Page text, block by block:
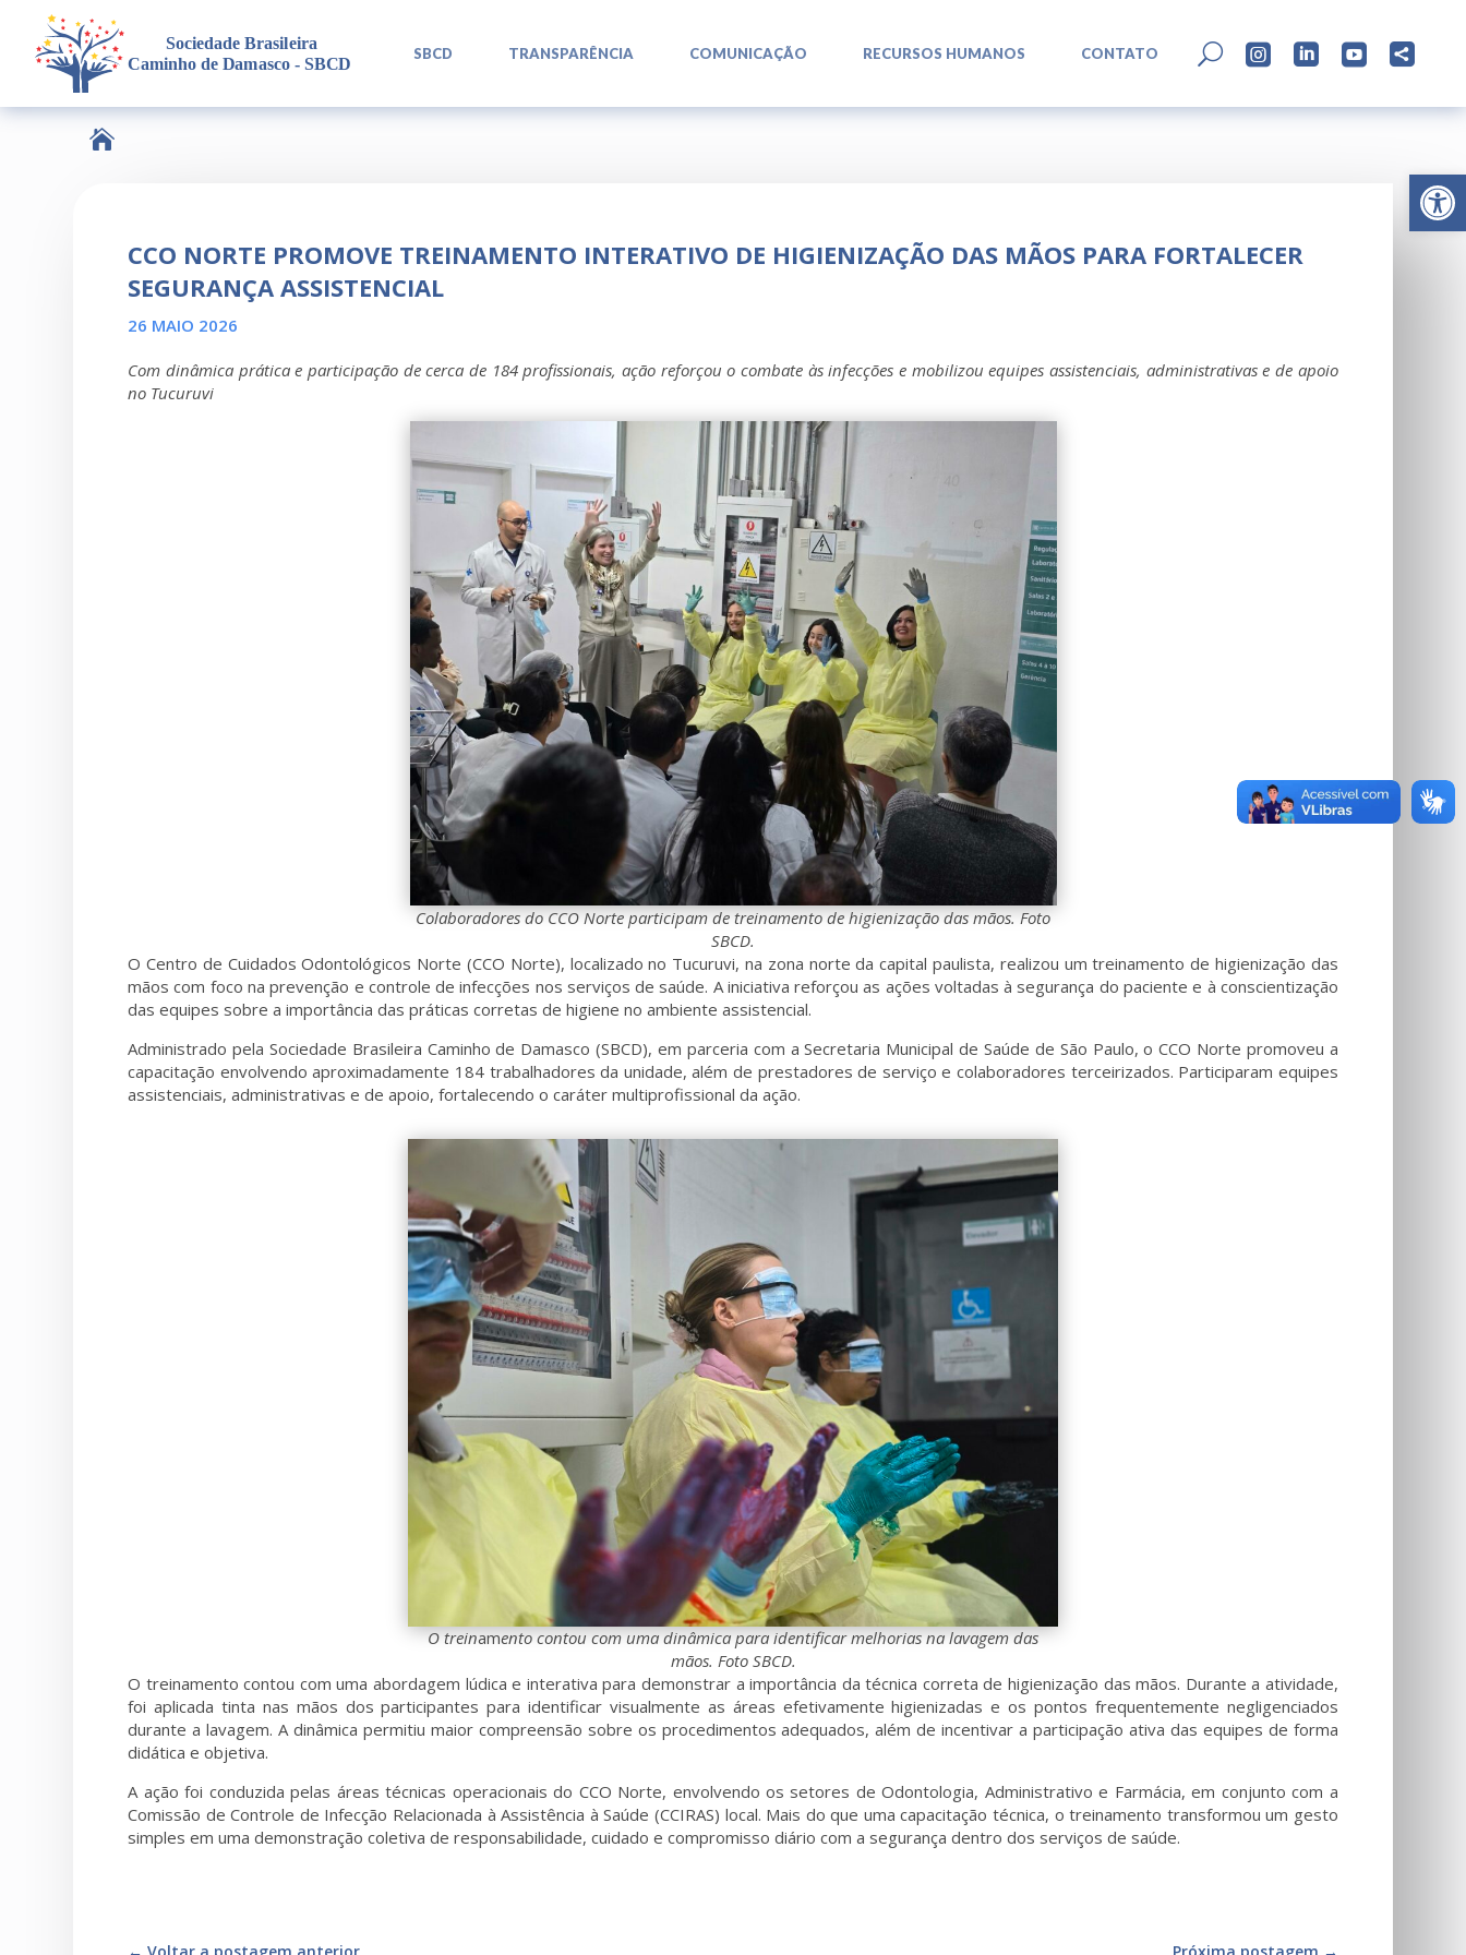
Abrir
SBCD TRANSPARÊNCIA COMUNICAÇÃO RECURSOS HUMANOS CONTATO U    

CCO NORTE PROMOVE TREINAMENTO INTERATIVO DE HIGIENIZAÇÃO DAS MÃOS PARA FORTALECER
SEGURANÇA ASSISTENCIAL
26 MAIO 2026
Com dinâmica prática e participação de cerca de 184 profissionais, ação reforçou o combate às infecções e mobilizou equipes assistenciais, administrativas e de apoio
no Tucuruvi
Colaboradores do CCO Norte participam de treinamento de higienização das mãos. Foto
SBCD.
O Centro de Cuidados Odontológicos Norte (CCO Norte), localizado no Tucuruvi, na zona norte da capital paulista, realizou um treinamento de higienização das
mãos com foco na prevenção e controle de infecções nos serviços de saúde. A iniciativa reforçou as ações voltadas à segurança do paciente e à conscientização
das equipes sobre a importância das práticas corretas de higiene no ambiente assistencial.
Administrado pela Sociedade Brasileira Caminho de Damasco (SBCD), em parceria com a Secretaria Municipal de Saúde de São Paulo, o CCO Norte promoveu a
capacitação envolvendo aproximadamente 184 trabalhadores da unidade, além de prestadores de serviço e colaboradores terceirizados. Participaram equipes
assistenciais, administrativas e de apoio, fortalecendo o caráter multiprofissional da ação.
O treinamento contou com uma dinâmica para identificar melhorias na lavagem das
mãos. Foto SBCD.
O treinamento contou com uma abordagem lúdica e interativa para demonstrar a importância da técnica correta de higienização das mãos. Durante a atividade,
foi aplicada tinta nas mãos dos participantes para identificar visualmente as áreas efetivamente higienizadas e os pontos frequentemente negligenciados
durante a lavagem. A dinâmica permitiu maior compreensão sobre os procedimentos adequados, além de incentivar a participação ativa das equipes de forma
didática e objetiva.
A ação foi conduzida pelas áreas técnicas operacionais do CCO Norte, envolvendo os setores de Odontologia, Administrativo e Farmácia, em conjunto com a
Comissão de Controle de Infecção Relacionada à Assistência à Saúde (CCIRAS) local. Mais do que uma capacitação técnica, o treinamento transformou um gesto
simples em uma demonstração coletiva de responsabilidade, cuidado e compromisso diário com a segurança dentro dos serviços de saúde.